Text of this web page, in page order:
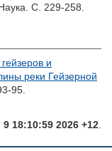
С. 229-258.
и
реки Гейзерной
95.
18:10:59 2026 +12